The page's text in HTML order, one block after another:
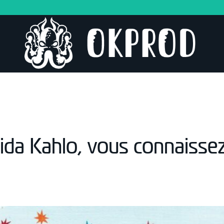
Kahlo, vous